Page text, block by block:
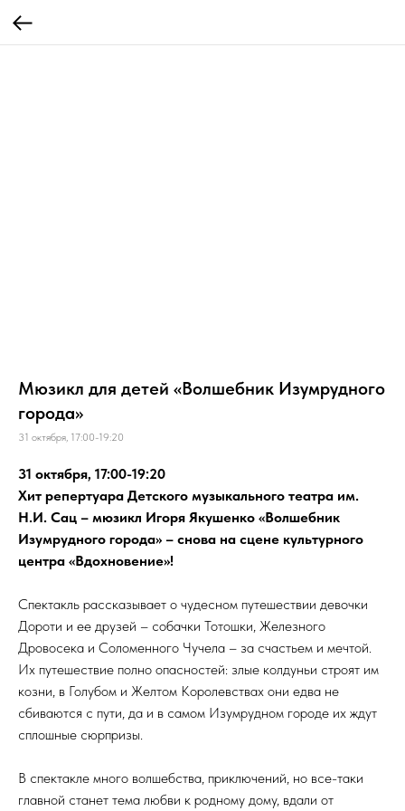
Мюзикл для детей «Волшебник Изумрудного
города»
31 октября, 17:00-19:20
31 октября, 17:00-19:20
Хит репертуара Детского музыкального театра им.
Н.И. Сац – мюзикл Игоря Якушенко «Волшебник
Изумрудного города» – снова на сцене культурного
центра «Вдохновение»!
Спектакль рассказывает о чудесном путешествии девочки
Дороти и ее друзей – собачки Тотошки, Железного
Дровосека и Соломенного Чучела – за счастьем и мечтой.
Их путешествие полно опасностей: злые колдуньи строят им
козни, в Голубом и Желтом Королевствах они едва не
сбиваются с пути, да и в самом Изумрудном городе их ждут
сплошные сюрпризы.
В спектакле много волшебства, приключений, но все-таки
главной станет тема любви к родному дому, вдали от